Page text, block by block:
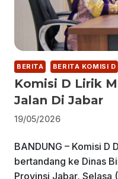
BERITA BERITA KOMISI D
Komisi D Lirik
Jalan Di Jabar
19/05/2026
BANDUNG – Komisi D
bertandang ke Dinas
Provinsi Jabar, Selasa